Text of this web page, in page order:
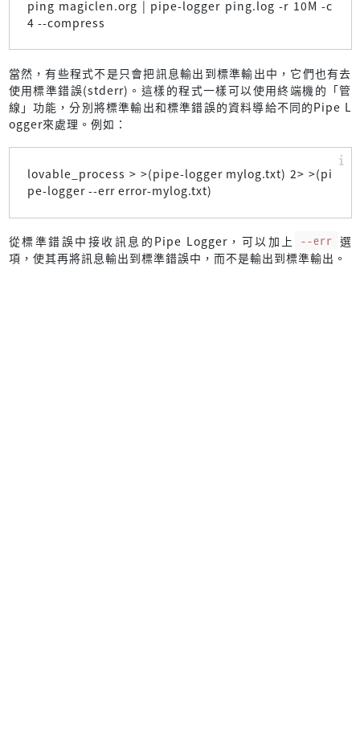
ping magiclen.org | pipe-logger ping.log -r 10M -c
4 --compress
當然，有些程式不是只會把訊息輸出到標準輸出中，它們也有去
使用標準錯誤(stderr)。這樣的程式一樣可以使用終端機的「管
線」功能，分別將標準輸出和標準錯誤的資料導給不同的Pipe L
ogger來處理。例如：
lovable_process > >(pipe-logger mylog.txt) 2> >(pi
pe-logger --err error-mylog.txt)
從標準錯誤中接收訊息的Pipe Logger，可以加上 --err 選
項，使其再將訊息輸出到標準錯誤中，而不是輸出到標準輸出。